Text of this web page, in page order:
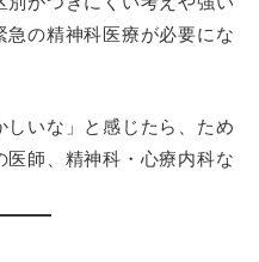
の精神科医療が必要にな
いな」と感じたら、ため
師、精神科・心療内科な